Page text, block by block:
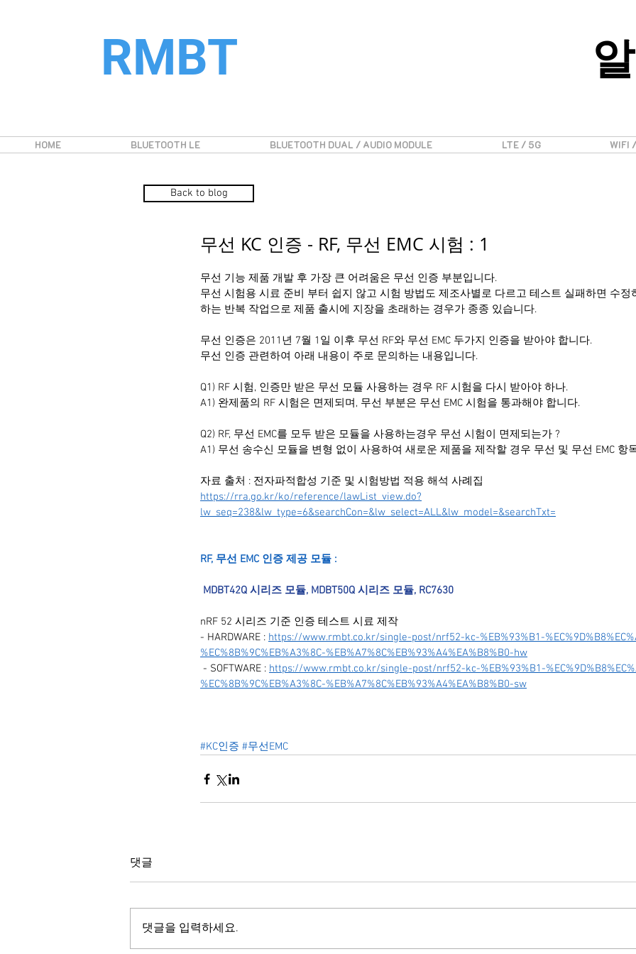
RMBT
HOME BLUETOOTH LE BLUETOOTH DUAL / AUDIO MODULE LTE / 5G WIFI
Back to blog
무선 KC 인증 - RF, 무선 EMC 시험 : 1
무선 기능 제품 개발 후 가장 큰 어려움은 무선 인증 부분입니다.
무선 시험용 시료 준비 부터 쉽지 않고 시험 방법도 제조사별로 다르고 테스트 실패하면 수정
하는 반복 작업으로 제품 출시에 지장을 초래하는 경우가 종종 있습니다.
무선 인증은 2011년 7월 1일 이후 무선 RF와 무선 EMC 두가지 인증을 받아야 합니다.
무선 인증 관련하여 아래 내용이 주로 문의하는 내용입니다.
Q1) RF 시험, 인증만 받은 무선 모듈 사용하는 경우 RF 시험을 다시 받아야 하나.
A1) 완제품의 RF 시험은 면제되며, 무선 부분은 무선 EMC 시험을 통과해야 합니다.
Q2) RF, 무선 EMC를 모두 받은 모듈을 사용하는경우 무선 시험이 면제되는가 ?
A1) 무선 송수신 모듈을 변형 없이 사용하여 새로운 제품을 제작할 경우 무선 및 무선 EMC 항
자료 출처 : 전자파적합성 기준 및 시험방법 적용 해석 사례집
https://rra.go.kr/ko/reference/lawList_view.do?
lw_seq=238&lw_type=6&searchCon=&lw_select=ALL&lw_model=&searchTxt=
RF, 무선 EMC 인증 제공 모듈 :
MDBT42Q 시리즈 모듈, MDBT50Q 시리즈 모듈, RC7630
nRF 52 시리즈 기준 인증 테스트 시료 제작
- HARDWARE : https://www.rmbt.co.kr/single-post/nrf52-kc-%EB%93%B1-
%EC%8B%9C%EB%A3%8C-%EB%A7%8C%EB%93%A4%EA%B8%B0-hw
- SOFTWARE : https://www.rmbt.co.kr/single-post/nrf52-kc-%EB%93%B1-
%EC%8B%9C%EB%A3%8C-%EB%A7%8C%EB%93%A4%EA%B8%B0-sw
#KC인증 #무선EMC
댓글
댓글을 입력하세요.